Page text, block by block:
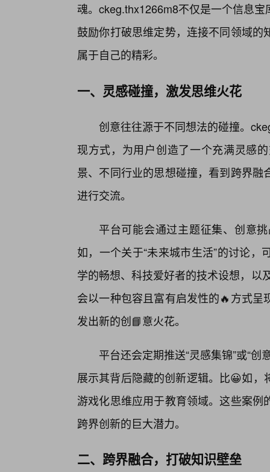
魂。ckeg.thx1266m8不仅是一个信息
鼓励你打破思维定势，连接不同领域
属于自己的精彩。
一、灵感碰撞，激发思维火花
创意往往源于不同想法的碰撞。
现方式，为用户创造了一个充满灵感
景、不同行业的思想碰撞，看到跨界
进行交流。
平台可能会通过主题征集、创意
如，一个关于“未来城市生活”的讨论
学的畅想、科技爱好者的技术设想，以
会以一种包容且富有启发性的🔥方式
发出新的创📘意火花。
平台还会定期推送“灵感集锦”或“
展示其背后隐藏的创新逻辑。比😀如
游戏化思维应用于教育领域。这些案
跨界创新的巨大潜力。
二、跨界融合，打破知识壁垒